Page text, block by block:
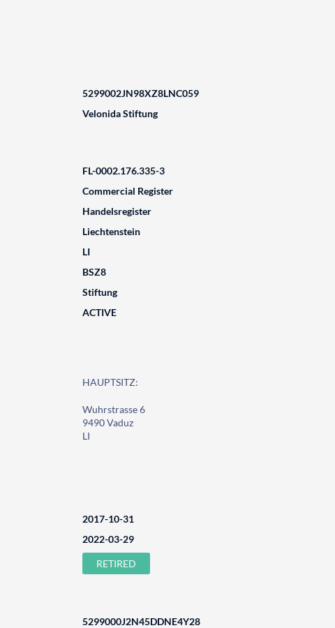
5299002JN98XZ8LNC059
Velonida Stiftung
FL-0002.176.335-3
Commercial Register
Handelsregister
Liechtenstein
LI
BSZ8
Stiftung
ACTIVE
HAUPTSITZ:
Wuhrstrasse 6
9490 Vaduz
LI
2017-10-31
2022-03-29
RETIRED
5299000J2N45DDNE4Y28